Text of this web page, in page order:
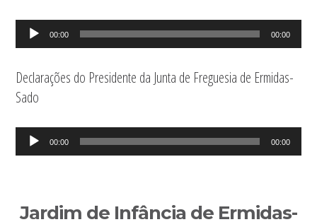
Reprodutor
de
áudio
00:00 00:00
Declarações do Presidente da Junta de Freguesia de Ermidas-
Sado
Reprodutor
de
00:00 00:00
Jardim de Infância de Ermidas-